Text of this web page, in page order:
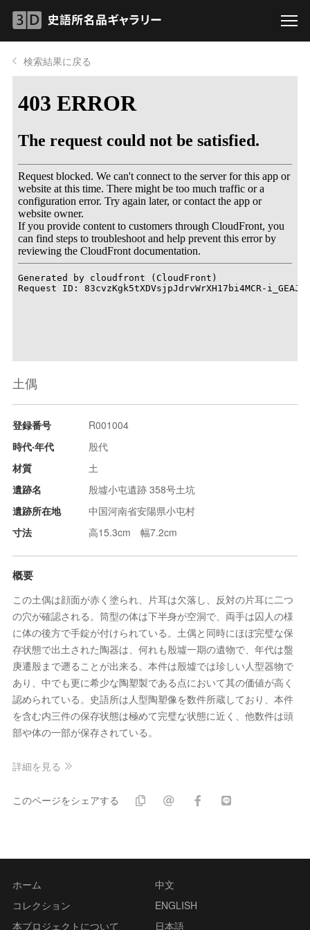
検索結果に戻る
土偶
登録番号
R001004
時代‧年代
殷代
材質
土
遺跡名
殷墟小屯遺跡 358号土坑
遺跡所在地
中国河南省安陽県小屯村
寸法
高15.3cm 幅7.2cm
概要
この土偶は顔面が赤く塗られ、片耳は欠落し、反対の片耳に二つ
の穴が確認される。筒型の体は下半身が空洞で、両手は囚人の様
に体の後方で手錠が付けられている。土偶と同時にほぼ完璧な保
存状態で出土された陶器は、何れも殷墟一期の遺物で、年代は盤
庚遷殷まで遡ることが出来る。本件は殷墟では珍しい人型器物で
あり、中でも更に希少な陶塑製である点において其の価値が高く
認められている。史語所は人型陶塑像を数件所蔵しており、本件
を含む内三件の保存状態は極めて完璧な状態に近く、他数件は頭
部や体の一部が保存されている。
詳細を見る
このページをシェアする
ホーム
コレクション
本プロジェクトについて
中文
ENGLISH
日本語